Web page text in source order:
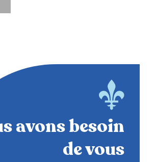
avons besoin
de vous